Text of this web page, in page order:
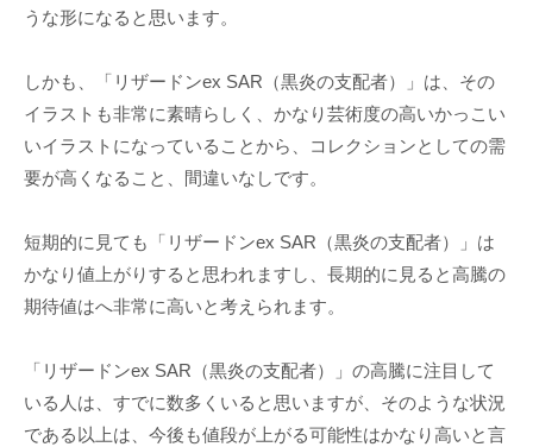
うな形になると思います。
しかも、「リザードンex SAR（黒炎の支配者）」は、その
イラストも非常に素晴らしく、かなり芸術度の高いかっこい
いイラストになっていることから、コレクションとしての需
要が高くなること、間違いなしです。
短期的に見ても「リザードンex SAR（黒炎の支配者）」は
かなり値上がりすると思われますし、長期的に見ると高騰の
期待値はへ非常に高いと考えられます。
「リザードンex SAR（黒炎の支配者）」の高騰に注目して
いる人は、すでに数多くいると思いますが、そのような状況
である以上は、今後も値段が上がる可能性はかなり高いと言